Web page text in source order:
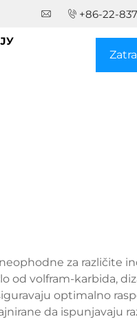
+86-22-
za različite
od volfram-karbida,
optimalno
da ispunjavaju